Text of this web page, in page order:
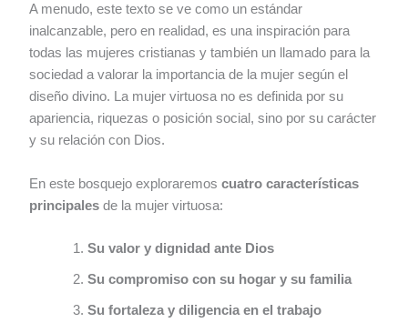
A menudo, este texto se ve como un estándar
inalcanzable, pero en realidad, es una inspiración para
todas las mujeres cristianas y también un llamado para la
sociedad a valorar la importancia de la mujer según el
diseño divino. La mujer virtuosa no es definida por su
apariencia, riquezas o posición social, sino por su carácter
y su relación con Dios.
En este bosquejo exploraremoscuatro características
principales de la mujer virtuosa:
Su valor y dignidad ante Dios
Su compromiso con su hogar y su familia
Su fortaleza y diligencia en el trabajo